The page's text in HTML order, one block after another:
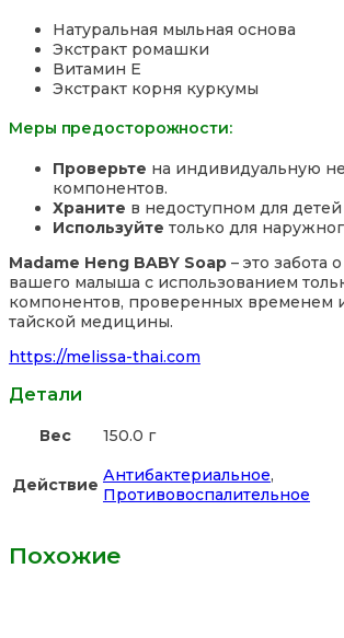
Натуральная мыльная основа
Экстракт ромашки
Витамин Е
Экстракт корня куркумы
Меры предосторожности:
Проверьте на индивидуальную
компонентов.
Храните в недоступном для детей
Используйте только для
Madame Heng BABY Soap – это забота
вашего малыша с использованием
компонентов, проверенных временем
тайской медицины.
https://melissa-thai.com
Детали
Вес 150.0 г
Действие Антибактериальное,
Противовоспалительное
Похожие